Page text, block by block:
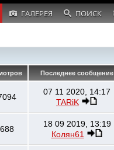
ГАЛЕРЕЯ ПОИСК
Последнее сообщение
07 11 2020, 14:17
TARiK
18 09 2019, 13:19
Колян61